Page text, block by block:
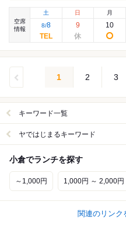
空席
情報
土
8/8
日
9
月
10
1 2 3
キーワード一覧
ヤではじまるキーワード
小倉でランチを探す
～1,000円 1,000円 ～ 2,000円
関連のリンク